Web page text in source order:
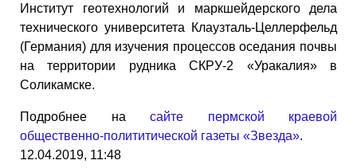
Институт геотехнологий и маркшейдерского дела
технического университета Клаузталь-Целлерфельд
(Германия) для изучения процессов оседания почвы
на территории рудника СКРУ-2 «Уракалия» в
Соликамске.
Подробнее на сайте пермской краевой
общественно-полититической газеты «Звезда».
12.04.2019, 11:48